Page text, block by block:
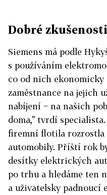
Dobré
Siemens má podle
s používáním
co od nich
zaměstnance na jejich
nabíjení − na našich
doma," tvrdí
firemní flotila
automobily. Příští rok
desítky elektrických
po trhu a hledáme ten
a uživatelsky padnoucí